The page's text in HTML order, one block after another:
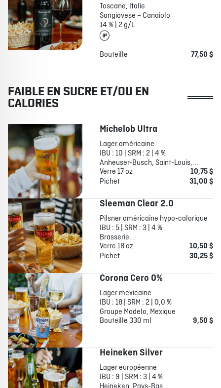
Toscane, Italie
Sangiovese – Canaiolo
14 % | 2 g/L
Bouteille 77,50 $
FAIBLE EN SUCRE ET/OU EN
CALORIES
Michelob Ultra
Lager américaine
IBU : 10 | SRM : 2 | 4 %
Anheuser-Busch, Saint-Louis,...
Verre 17 oz
10,75 $
Pichet
31,00 $
Sleeman Clear 2.0
Pilsner américaine hypo-calorique
IBU : 5 | SRM : 3 | 4 %
Brasserie...
Verre 18 oz
10,50 $
Pichet
30,25 $
Corona Cero 0%
Lager mexicaine
IBU : 18 | SRM : 2 | 0,0 %
Groupe Modelo, Mexique
Bouteille 330 ml
9,50 $
Heineken Silver
Lager européenne
IBU : 9 | SRM : 3 | 4 %